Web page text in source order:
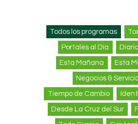
Todos los programas
Portales al Día
Esta Mañana Esta
Negocios &
Tiempo de Cambio
Desde La Cruz del Sur